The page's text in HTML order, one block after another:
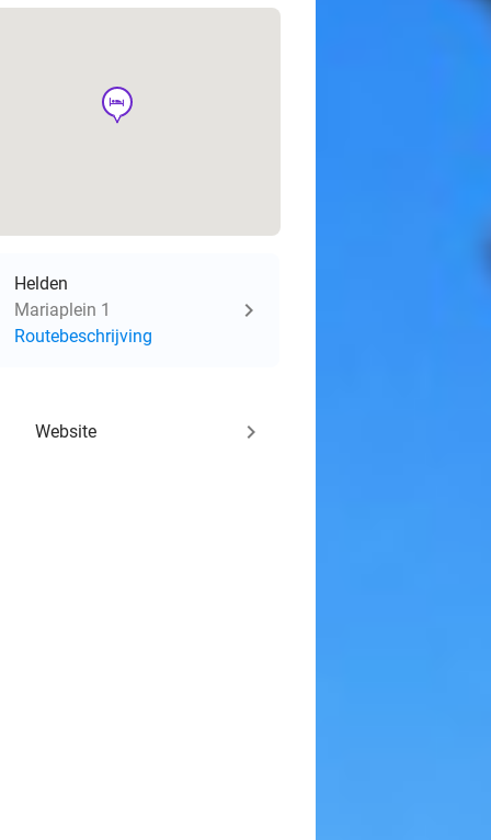
hotel
Helden
Mariaplein 1
Routebeschrijving
Website keyboard_arrow_right